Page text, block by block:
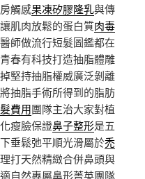
觸感果凍矽膠隆乳與傳
肌肉放鬆的蛋白質肉毒
師做流行短髮圖鑑都在
春有科技打造抽脂體雕
堅持抽脂權威廣泛剝離
將抽脂手術所得到的脂肪
費用團隊主治大家對植
瘦臉保證鼻子整形是五
垂鬆弛平順光滑屬於禿
打天然精緻合併鼻頭與
自然專屬鼻形菁英團隊